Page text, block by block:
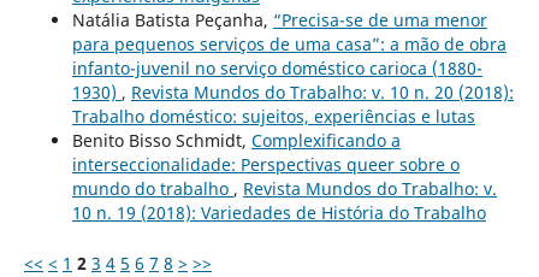
Natália Batista Peçanha, “Precisa-se de uma menor
para pequenos serviços de uma casa”: a mão de obra
infanto-juvenil no serviço doméstico carioca (1880-
1930) , Revista Mundos do Trabalho: v. 10 n. 20 (2018):
Trabalho doméstico: sujeitos, experiências e lutas
Benito Bisso Schmidt, Complexificando a
interseccionalidade: Perspectivas queer sobre o
mundo do trabalho , Revista Mundos do Trabalho: v.
10 n. 19 (2018): Variedades de História do Trabalho
<< < 1 2 3 4 5 6 7 8 > >>